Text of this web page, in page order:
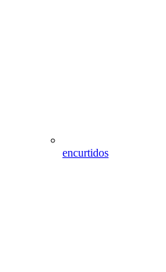
encurtidos